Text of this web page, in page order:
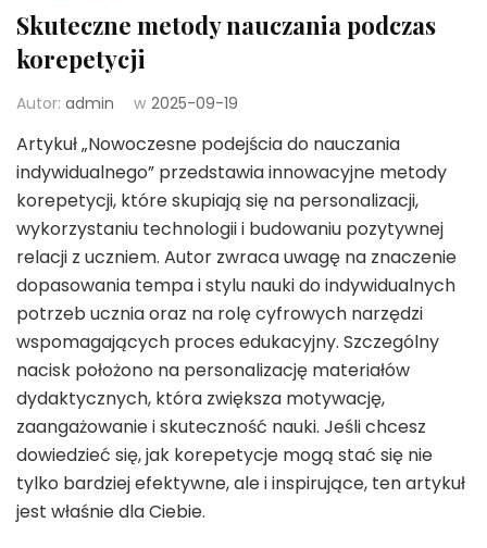
Skuteczne metody nauczania podczas
korepetycji
Autor: admin w 2025-09-19
Artykuł „Nowoczesne podejścia do nauczania
indywidualnego” przedstawia innowacyjne metody
korepetycji, które skupiają się na personalizacji,
wykorzystaniu technologii i budowaniu pozytywnej
relacji z uczniem. Autor zwraca uwagę na znaczenie
dopasowania tempa i stylu nauki do indywidualnych
potrzeb ucznia oraz na rolę cyfrowych narzędzi
wspomagających proces edukacyjny. Szczególny
nacisk położono na personalizację materiałów
dydaktycznych, która zwiększa motywację,
zaangażowanie i skuteczność nauki. Jeśli chcesz
dowiedzieć się, jak korepetycje mogą stać się nie
tylko bardziej efektywne, ale i inspirujące, ten artykuł
jest właśnie dla Ciebie.